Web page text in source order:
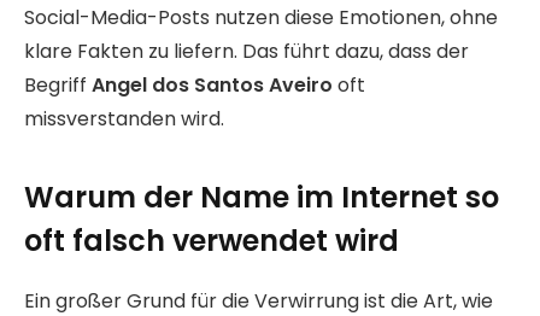
Social-Media-Posts nutzen diese Emotionen, ohne
klare Fakten zu liefern. Das führt dazu, dass der
Begriff Angel dos Santos Aveiro oft
missverstanden wird.
Warum der Name im Internet so
oft falsch verwendet wird
Ein großer Grund für die Verwirrung ist die Art, wie